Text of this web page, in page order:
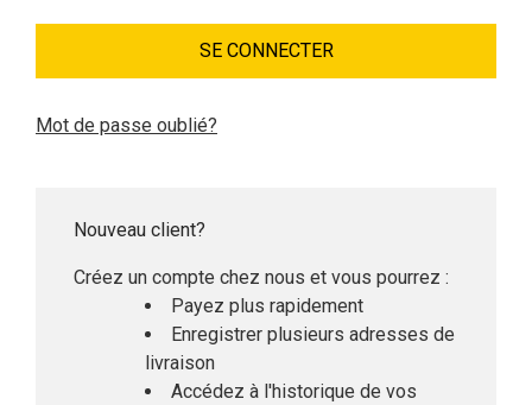
Mot de passe oublié?
Nouveau client?
Créez un compte chez nous et vous pourrez :
Payez plus rapidement
Enregistrer plusieurs adresses de
livraison
Accédez à l'historique de vos